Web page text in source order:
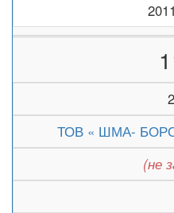
ТОВ « ШМА-
(не